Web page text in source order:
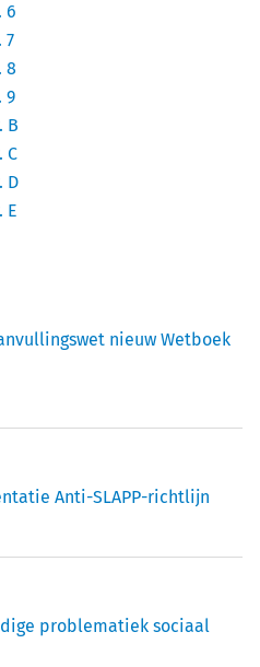
6
7
8
9
B
C
D
E
nieuw Wetboek
Anti-SLAPP-richtlijn
problematiek sociaal